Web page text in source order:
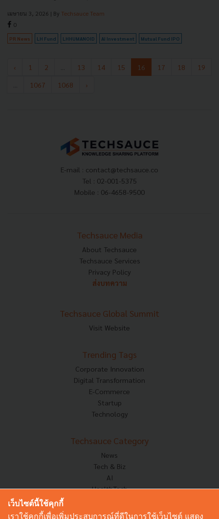
เมษายน 3, 2026 | By Techsauce Team
0
PR News LH Fund LHHUMANOID AI Investment Mutual Fund IPO
‹ 1 2 13 14 15 16 17 18
19
1067 1068 ›
E-mail : contact@techsauce.co
Tel : 02-001-5375
Mobile : 06-4658-9500
Techsauce Media
About Techsauce
Techsauce Services
Privacy Policy
ส่งบทความ
Techsauce Global Summit
Visit Website
Trending Tags
Corporate Innovation
Digital Transformation
E-Commerce
Startup
Technology
Techsauce Category
News
Tech & Biz
AI
HealthTech
Corp Innov
เว็บไซต์นี้ใช้คุกกี้
เราใช้คุกกี้เพื่อเพิ่มประสบการณ์ที่ดีในการใช้เว็บไซต์ แสดง